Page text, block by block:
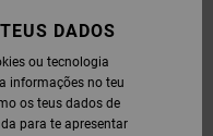
DADOS
ou tecnologia
informações no teu
os teus dados de
para te apresentar